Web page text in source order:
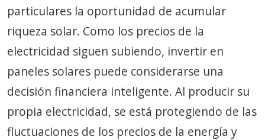
particulares la oportunidad de acumular
riqueza solar. Como los precios de la
electricidad siguen subiendo, invertir en
paneles solares puede considerarse una
decisión financiera inteligente. Al producir su
propia electricidad, se está protegiendo de las
fluctuaciones de los precios de la energía y